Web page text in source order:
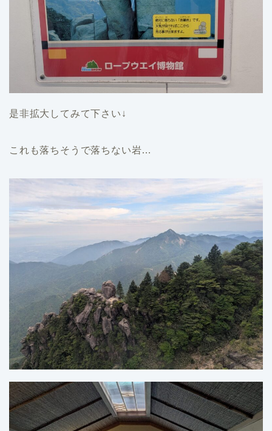
是非拡大してみて下さい↓
これも落ちそうで落ちない岩…